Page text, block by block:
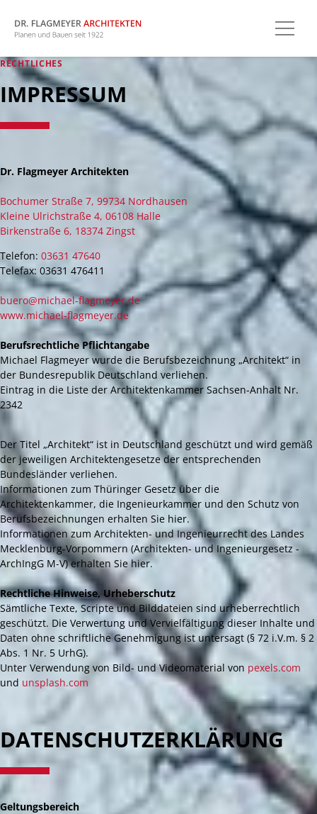
RECHTLICHES
IMPRESSUM
Dr. Flagmeyer Architekten
Bochumer Straße 7, 99734 Nordhausen
Kleine Ulrichstraße 4, 06108 Halle
Birkenstraße 6, 18374 Zingst
Telefon: 03631 47640
Telefax: 03631 476411
buero@michael-flagmeyer.de
www.michael-flagmeyer.de
Berufsrechtliche Pflichtangabe
Michael Flagmeyer wurde die Berufsbezeichnung „Architekt“ in
der Bundesrepublik Deutschland verliehen.
Eintrag in die Liste der Architektenkammer Sachsen-Anhalt Nr.
2342
Der Titel „Architekt“ ist in Deutschland geschützt und wird gemäß
der jeweiligen Architektengesetze der entsprechenden
Bundesländer verliehen.
Informationen zum Thüringer Gesetz über die
Architektenkammer, die Ingenieurkammer und den Schutz von
Berufsbezeichnungen erhalten Sie hier.
Informationen zum Architekten- und Ingenieurrecht des Landes
Mecklenburg-Vorpommern (Architekten- und Ingenieurgesetz -
ArchIngG M-V) erhalten Sie hier.
Rechtliche Hinweise, Urheberschutz
Sämtliche Texte, Scripte und Bilddateien sind urheberrechtlich
geschützt. Die Verwertung und Vervielfältigung dieser Inhalte und
Daten ohne schriftliche Genehmigung ist untersagt (§ 72 i.V.m. § 2
Abs. 1 Nr. 5 UrhG).
Unter Verwendung von Bild- und Videomaterial von pexels.com
und unsplash.com
DATENSCHUTZERKLÄRUNG
Geltungsbereich